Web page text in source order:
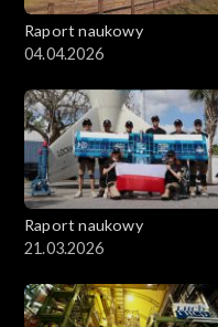
Raport naukowy
04.04.2026
Raport naukowy
21.03.2026